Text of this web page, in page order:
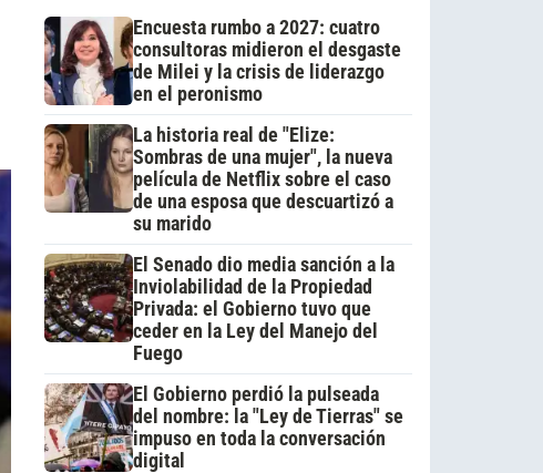
Encuesta rumbo a 2027: cuatro
consultoras midieron el desgaste
de Milei y la crisis de liderazgo
en el peronismo
La historia real de "Elize:
Sombras de una mujer", la nueva
película de Netflix sobre el caso
de una esposa que descuartizó a
su marido
El Senado dio media sanción a la
Inviolabilidad de la Propiedad
Privada: el Gobierno tuvo que
ceder en la Ley del Manejo del
Fuego
El Gobierno perdió la pulseada
del nombre: la "Ley de Tierras" se
impuso en toda la conversación
digital